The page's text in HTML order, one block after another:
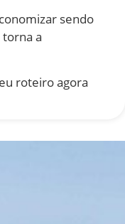
sendo
a
roteiro agora